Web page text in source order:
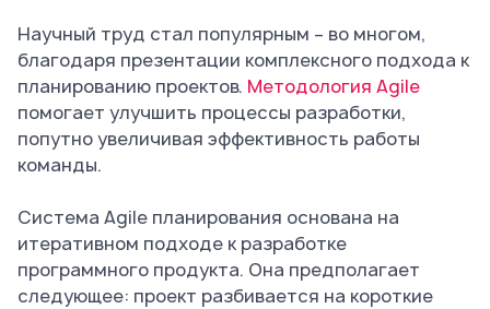
Научный труд стал популярным – во многом,
благодаря презентации комплексного подхода к
планированию проектов. Методология Agile
помогает улучшить процессы разработки,
попутно увеличивая эффективность работы
команды.
Система Agile планирования основана на
итеративном подходе к разработке
программного продукта. Она предполагает
следующее: проект разбивается на короткие